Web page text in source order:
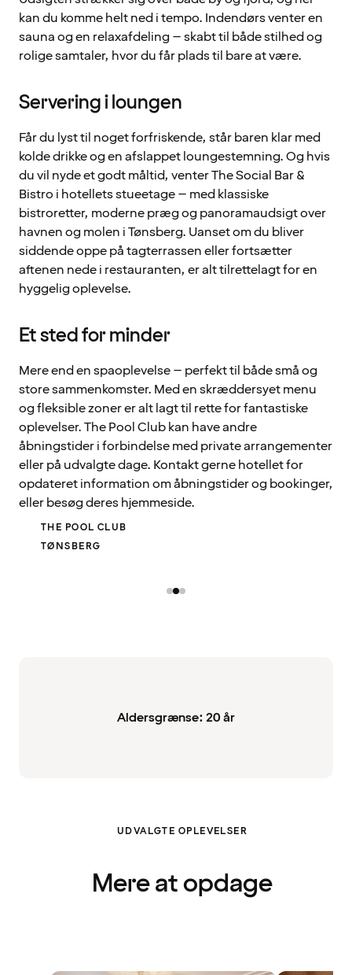
kan du komme helt ned i tempo. Indendørs venter en
sauna og en relaxafdeling – skabt til både stilhed og
rolige samtaler, hvor du får plads til bare at være.
Servering i loungen
Får du lyst til noget forfriskende, står baren klar med
kolde drikke og en afslappet loungestemning. Og hvis
du vil nyde et godt måltid, venter The Social Bar &
Bistro i hotellets stueetage – med klassiske
bistroretter, moderne præg og panoramaudsigt over
havnen og molen i Tønsberg. Uanset om du bliver
siddende oppe på tagterrassen eller fortsætter
aftenen nede i restauranten, er alt tilrettelagt for en
hyggelig oplevelse.
Et sted for minder
Mere end en spaoplevelse – perfekt til både små og
store sammenkomster. Med en skræddersyet menu
og fleksible zoner er alt lagt til rette for fantastiske
oplevelser. The Pool Club kan have andre
åbningstider i forbindelse med private arrangementer
eller på udvalgte dage. Kontakt gerne hotellet for
opdateret information om åbningstider og bookinger,
eller besøg deres hjemmeside.
THE POOL CLUB
TØNSBERG
Aldersgrænse: 20 år
UDVALGTE OPLEVELSER
Mere at opdage